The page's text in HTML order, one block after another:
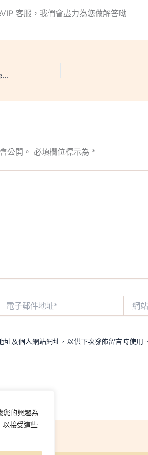
您的興趣為
以接受這些
客服，我們會盡力為您做解答呦
線上課程◎【TibaMe】【社群必修】Facebook Analytics數據分析找到你的貴客
公開。 必填欄位標示為 *
址及個人網站網址，以供下次發佈留言時使用。